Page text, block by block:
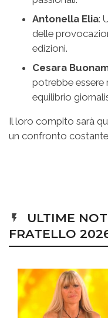
Antonella Elia:
delle
edizioni.
Cesara
potrebbe essere
equilibrio
Il loro compito sarà
un confronto
ULTIME
FRATELLO